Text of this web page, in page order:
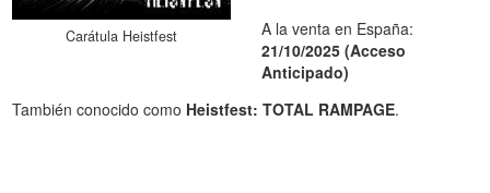
Carátula Heistfest
A la venta en España:
21/10/2025 (Acceso
Anticipado)
También conocido como Heistfest: TOTAL RAMPAGE.